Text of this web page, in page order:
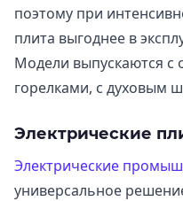
поэтому при
плита выгоднее в
Модели выпускаются
горелками, с духовым
Электрические
Электрические
универсальное